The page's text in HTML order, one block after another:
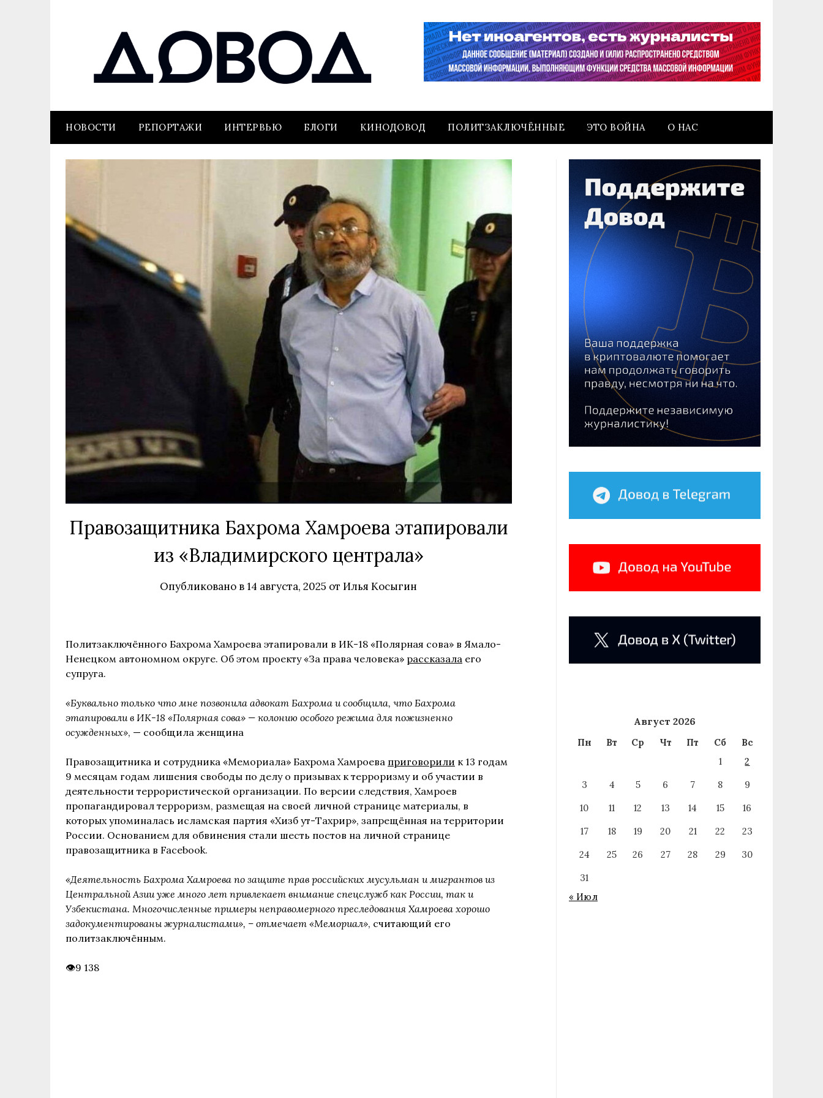
НОВОСТИ РЕПОРТАЖИ ИНТЕРВЬЮ БЛОГИ КИНОДОВОД ПОЛИТЗАКЛЮЧЁННЫЕ ЭТО ВОЙНА О НАС
Правозащитника Бахрома Хамроева этапировали
из «Владимирского централа»
Опубликовано в14 августа, 2025 отИлья Косыгин
Политзаключённого Бахрома Хамроева этапировали в ИК-18 «Полярная сова» в Ямало-
Ненецком автономном округе. Об этом проекту «За права человека» рассказала его
супруга.
«Буквально только что мне позвонила адвокат Бахрома и сообщила, что Бахрома
этапировали в ИК-18 «Полярная сова» — колонию особого режима для пожизненно
осужденных», — сообщила женщина
Правозащитника и сотрудника «Мемориала» Бахрома Хамроева приговорили к 13 годам
9 месяцам годам лишения свободы по делу о призывах к терроризму и об участии в
деятельности террористической организации. По версии следствия, Хамроев
пропагандировал терроризм, размещая на своей личной странице материалы, в
которых упоминалась исламская партия «Хизб ут-Тахрир», запрещённая на территории
России. Основанием для обвинения стали шесть постов на личной странице
правозащитника в Facebook.
«Деятельность Бахрома Хамроева по защите прав российских мусульман и мигрантов из
Центральной Азии уже много лет привлекает внимание спецслужб как России, так и
Узбекистана. Многочисленные примеры неправомерного преследования Хамроева хорошо
задокументированы журналистами», – отмечает «Мемориал», считающий его
политзаключённым.
9 138
Август 2026
Пн Вт Ср Чт Пт Сб
Вс
1
2
3
4 5 6 7 8
9
10
11 12 13 14 15
16
17
18 19 20 21 22
23
24
25 26 27 28 29
30
31
« Июл